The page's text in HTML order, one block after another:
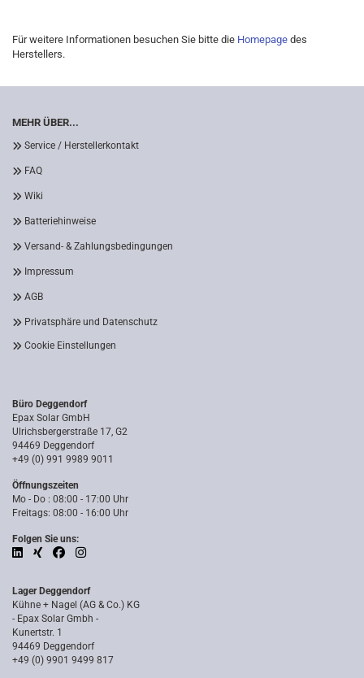
Für weitere Informationen besuchen Sie bitte die Homepage des
Herstellers.
MEHR ÜBER...
Service / Herstellerkontakt
FAQ
Wiki
Batteriehinweise
Versand- & Zahlungsbedingungen
Impressum
AGB
Privatsphäre und Datenschutz
Cookie Einstellungen
Büro Deggendorf
Epax Solar GmbH
Ulrichsbergerstraße 17, G2
94469 Deggendorf
+49 (0) 991 9989 9011
Öffnungszeiten
Mo - Do : 08:00 - 17:00 Uhr
Freitags: 08:00 - 16:00 Uhr
Folgen Sie uns:
Lager Deggendorf
Kühne + Nagel (AG & Co.) KG
- Epax Solar Gmbh -
Kunertstr. 1
94469 Deggendorf
+49 (0) 9901 9499 817